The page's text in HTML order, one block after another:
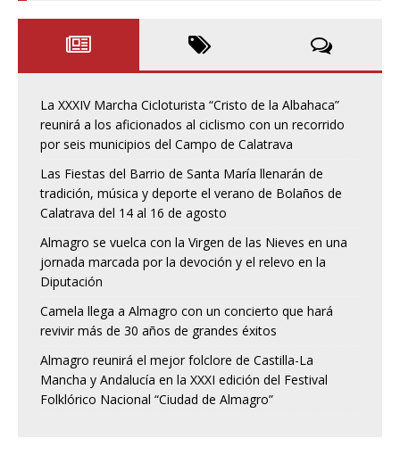
La XXXIV Marcha Cicloturista “Cristo de la Albahaca”
reunirá a los aficionados al ciclismo con un recorrido
por seis municipios del Campo de Calatrava
Las Fiestas del Barrio de Santa María llenarán de
tradición, música y deporte el verano de Bolaños de
Calatrava del 14 al 16 de agosto
Almagro se vuelca con la Virgen de las Nieves en una
jornada marcada por la devoción y el relevo en la
Diputación
Camela llega a Almagro con un concierto que hará
revivir más de 30 años de grandes éxitos
Almagro reunirá el mejor folclore de Castilla-La
Mancha y Andalucía en la XXXI edición del Festival
Folklórico Nacional “Ciudad de Almagro”